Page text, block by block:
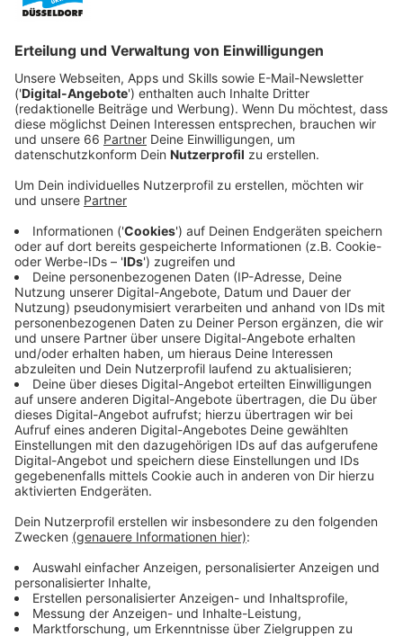
Zwischenbericht ab.
Anzeige
U81 soll bis Juni 2026 ihren Betrieb
aufnehmen
Für den ersten Bauabschnitt zwischen Lohausen und
dem Terminal sind 35 der 45 Vergabeeinheiten
abgeschlossen. Im Moment laufen die Arbeiten für
den U-Bahnhof unter dem Flughafen. Außerdem wurde
nach Problemen mit der Verkabelung ein neuer
Terminplan aufgestellt. Demnach soll die U81 bis Juni
2026 ihren Betrieb aufnehmen. Es gebe aber noch
"Terminrisiken".
Anzeige
So ist der Stand bei den weiteren
Anzeige